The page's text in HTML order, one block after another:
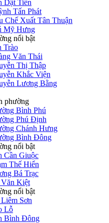
Dật Tiên
Tấn Phát
Chế Xuất Tân Thuận
Mỹ Hưng
nổi bật
Trào
Văn Thái
Thị Thập
Khắc Viện
Lương Bằng
phường
Bình Phú
Phú Định
Chánh Hưng
Bình Đông
nổi bật
Cần Giuộc
Thế Hiển
Bá Trạc
Kiệt
nổi bật
Sơn
Lỗ
Bình Đông